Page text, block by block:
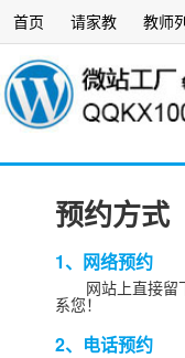
首页 请家教 教师
预约方式
1、网络预约
网站上直接留
系您！
2、电话预约